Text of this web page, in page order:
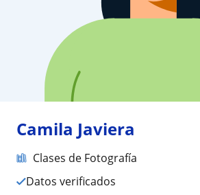
Camila Javiera
Clases de Fotografía
Datos verificados